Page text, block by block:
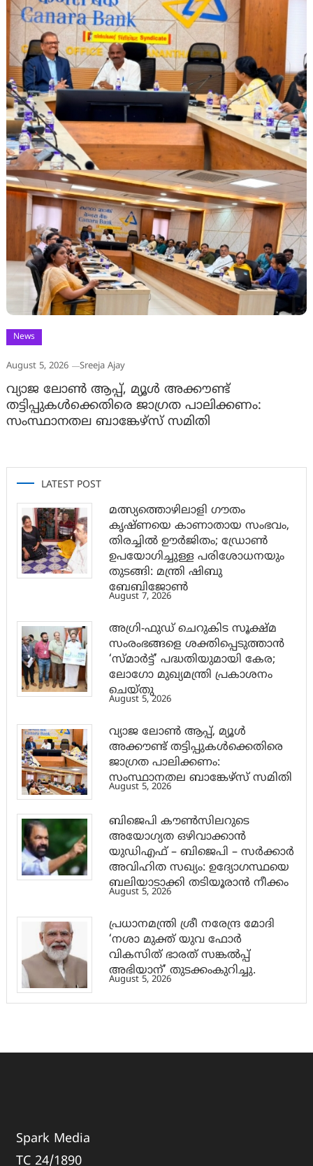
News
August 5, 2026 Sreeja Ajay
വ്യാജ ലോൺ ആപ്പ്, മ്യൂൾ അക്കൗണ്ട്
തട്ടിപ്പുകൾക്കെതിരെ ജാ​ഗ്രത പാലിക്കണം:
സംസ്ഥാനതല ബാങ്കേഴ്സ് സമിതി
LATEST POST
മത്സ്യത്തൊഴിലാളി ഗൗതം
കൃഷ്ണയെ കാണാതായ സംഭവം,
തിരച്ചിൽ ഊർജിതം; ഡ്രോണ്‍
ഉപയോഗിച്ചുള്ള പരിശോധനയും
തുടങ്ങി: മന്ത്രി ഷിബു
ബേബിജോണ്‍
August 7, 2026
അഗ്രി-ഫുഡ് ചെറുകിട സൂക്ഷ്മ
സംരംഭങ്ങളെ ശക്തിപ്പെടുത്താന്‍
‘സ്മാര്‍ട്ട്’ പദ്ധതിയുമായി കേര;
ലോഗോ മുഖ്യമന്ത്രി പ്രകാശനം
ചെയ്തു
August 5, 2026
വ്യാജ ലോൺ ആപ്പ്, മ്യൂൾ
അക്കൗണ്ട് തട്ടിപ്പുകൾക്കെതിരെ
ജാ​ഗ്രത പാലിക്കണം:
സംസ്ഥാനതല ബാങ്കേഴ്സ് സമിതി
August 5, 2026
ബിജെപി കൗൺസിലറുടെ
അയോഗ്യത ഒഴിവാക്കാൻ
യുഡിഎഫ് – ബിജെപി – സർക്കാർ
അവിഹിത സഖ്യം: ഉദ്യോഗസ്ഥയെ
ബലിയാടാക്കി തടിയൂരാൻ നീക്കം
August 5, 2026
പ്രധാനമന്ത്രി ശ്രീ നരേന്ദ്ര മോദി
‘നശാ മുക്ത് യുവ ഫോർ
വികസിത് ഭാരത് സങ്കൽപ്പ്
അഭിയാന്’ തുടക്കംകുറിച്ചു.
August 5, 2026
Spark Media
TC 24/1890